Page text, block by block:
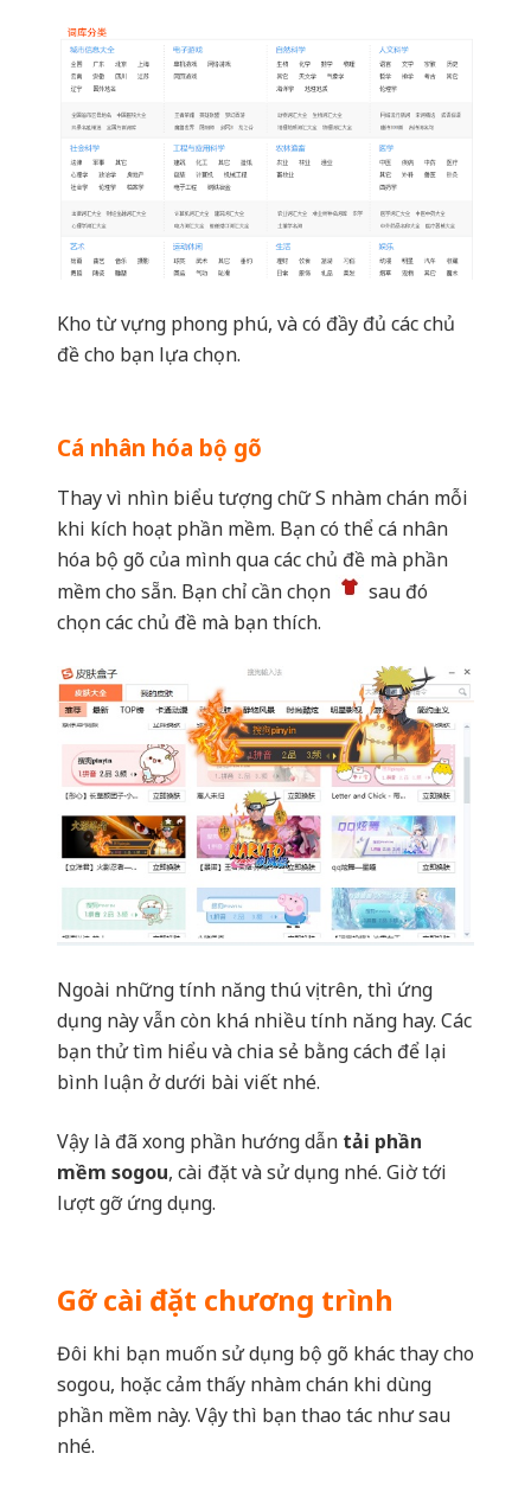
Kho từ vựng phong phú, và có đầy đủ các chủ
đề cho bạn lựa chọn.
Thay vì nhìn biểu tượng chữ S nhàm chán mỗi
khi kích hoạt phần mềm. Bạn có thể cá nhân
mềm cho sẵn. Bạn chỉ cần chọn
chọn các chủ đề mà bạn thích.
Ngoài những tính năng thú vị trên, thì ứng
dụng này vẫn còn khá nhiều tính năng hay. Các
bạn thử tìm hiểu và chia sẻ bằng cách để lại
bình luận ở dưới bài viết nhé.
Vậy là đã xong phần hướng dẫntải phần
mềm sogou, cài đặt và sử dụng nhé. Giờ tới
lượt gỡ ứng dụng.
Gỡ cài đặt chương trình
Đôi khi bạn muốn sử dụng bộ gõ khác thay cho
nhé.
Gỡ phần mềm trên máy tính
Click vào
Start -> click chọn Control